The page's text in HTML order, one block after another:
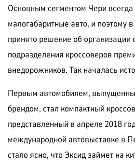
Основным сегментом Чери
малогабаритные авто, и поэтому
принято решение об организации
подразделения кроссоверов
внедорожников. Так началась
Первым автомобилем,
брендом, стал компактный
представленный в апреле 2018
международной автовыставке в
стало ясно, что Эксид займет на